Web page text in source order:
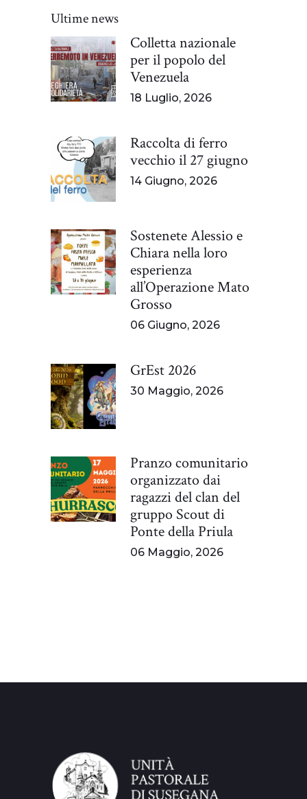
Ultime news
Colletta nazionale
per il popolo del
Venezuela
18 Luglio, 2026
Raccolta di ferro
vecchio il 27 giugno
14 Giugno, 2026
Sostenete Alessio e
Chiara nella loro
esperienza
all’Operazione Mato
Grosso
06 Giugno, 2026
GrEst 2026
30 Maggio, 2026
Pranzo comunitario
organizzato dai
ragazzi del clan del
gruppo Scout di
Ponte della Priula
06 Maggio, 2026